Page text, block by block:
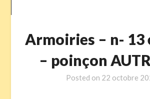
Armoiries – n- 13
– poinçon
Posted on 22 octobre